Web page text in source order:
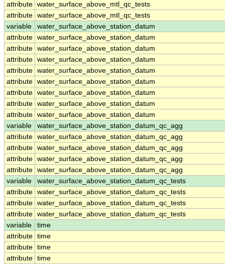
attribute water_surface_above_mtl_qc_tests
attribute water_surface_above_mtl_qc_tests
variable
water_surface_above_station_datum
attribute water_surface_above_station_datum
attribute water_surface_above_station_datum
attribute water_surface_above_station_datum
attribute water_surface_above_station_datum
attribute water_surface_above_station_datum
attribute water_surface_above_station_datum
attribute water_surface_above_station_datum
attribute water_surface_above_station_datum
variable
water_surface_above_station_datum_qc_agg
attribute water_surface_above_station_datum_qc_agg
attribute water_surface_above_station_datum_qc_agg
attribute water_surface_above_station_datum_qc_agg
attribute water_surface_above_station_datum_qc_agg
variable
water_surface_above_station_datum_qc_tests
attribute water_surface_above_station_datum_qc_tests
attribute water_surface_above_station_datum_qc_tests
attribute water_surface_above_station_datum_qc_tests
variable
time
attribute time
attribute time
attribute time